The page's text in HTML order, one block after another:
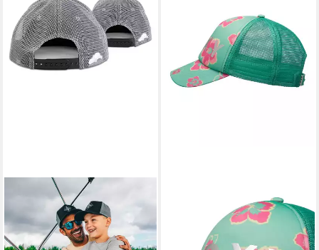
SOULBUDDY
Trucker Cap Partnerlook 2er-
Set, Mini Me Set, Geschenk
für Eltern (Set = 1x Eltern
Trucker Cap Honey Coconut
UVP 23,00 €